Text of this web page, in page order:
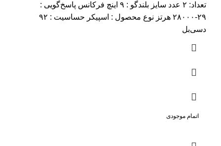
تعداد: ۲ عدد سایز بلندگو : ۹ اینچ فرکانس پاسخ‌گویی :
۲۹-۲۸۰۰۰ هرتز نوع محصول : اسپیکر حساسیت : ۹۲
دسی‌بل
اتمام موجودی